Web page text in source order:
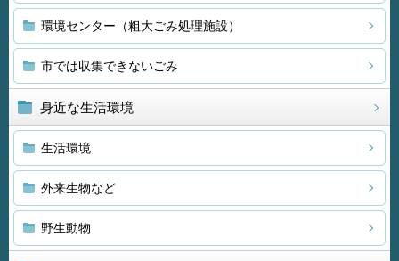
環境センター（粗大ごみ処理施設）
市では収集できないごみ
身近な生活環境
生活環境
外来生物など
野生動物